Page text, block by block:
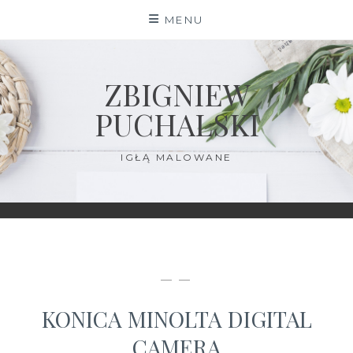
content
MENU
ZBIGNIEW
PUCHALSKI
IGŁĄ MALOWANE
— —
KONICA MINOLTA DIGITAL
CAMERA